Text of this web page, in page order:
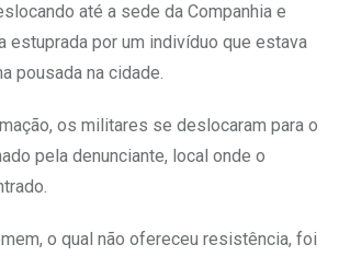
até a sede da Companhia e
estuprada por um indivíduo que estava
pousada na cidade.
os militares se deslocaram para o
pela denunciante, local onde o
o qual não ofereceu resistência, foi